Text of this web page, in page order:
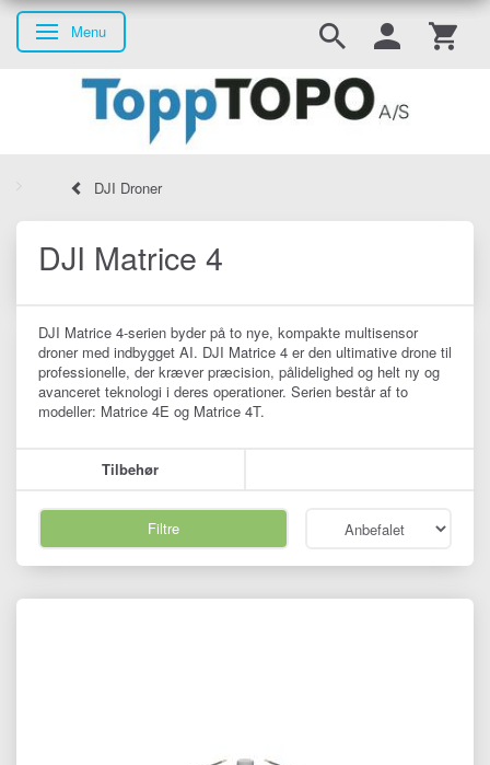
Skifte navigation
Menu
DJI Droner
DJI Matrice 4
DJI Matrice 4-serien byder på to nye, kompakte multisensor
droner med indbygget AI. DJI Matrice 4 er den ultimative drone til
professionelle, der kræver præcision, pålidelighed og helt ny og
avanceret teknologi i deres operationer. Serien består af to
modeller: Matrice 4E og Matrice 4T.
Tilbehør
Filtre